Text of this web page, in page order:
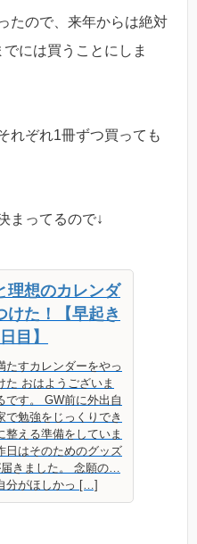
たので、来年からは絶対
には買うことにしま
れぞれ1冊ずつ買っても
まってるので↓
理想のカレンダ
けた！【早起き
目】
たすカレンダーをやっ
た おはようございま
です。 GW前に外出自
で勉強をじっくりでき
整える準備をしていま
日はそのためのグッズ
きました。 念願の…
分がほしかっ […]